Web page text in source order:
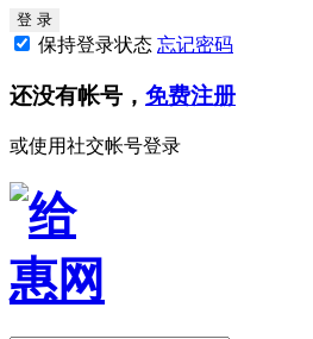
保持登录状态 忘记密码
还没有帐号， 免费注册
或使用社交帐号登录